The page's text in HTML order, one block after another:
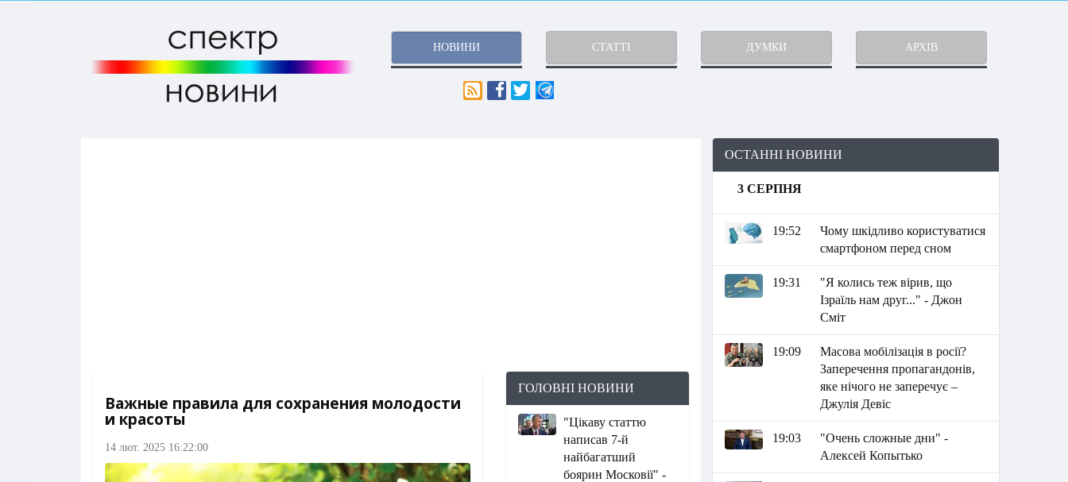
НОВИНИ СТАТТІ ДУМКИ АРХІВ
Важные правила для сохранения молодости
и красоты
14 лют. 2025 16:22:00
ГОЛОВНІ НОВИНИ
"Цікаву статтю
написав 7-й
найбагатший
боярин Московії" -
ОСТАННІ НОВИНИ
3 СЕРПНЯ
19:52
Чому шкідливо користуватися
смартфоном перед сном
19:31
"Я колись теж вірив, що
Ізраїль нам друг..." - Джон
Сміт
19:09
Масова мобілізація в росії?
Заперечення пропагандонів,
яке нічого не заперечує –
Джулія Девіс
19:03
"Очень сложные дни" -
Алексей Копытько